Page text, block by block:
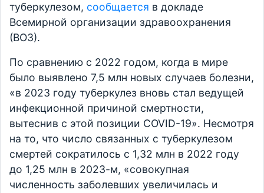
туберкулезом, сообщается в докладе
Всемирной организации здравоохранения
(ВОЗ).
По сравнению с 2022 годом, когда в мире
было выявлено 7,5 млн новых случаев болезни,
«в 2023 году туберкулез вновь стал ведущей
инфекционной причиной смертности,
вытеснив с этой позиции COVID-19». Несмотря
на то, что число связанных с туберкулезом
смертей сократилось с 1,32 млн в 2022 году
до 1,25 млн в 2023-м, «совокупная
численность заболевших увеличилась и